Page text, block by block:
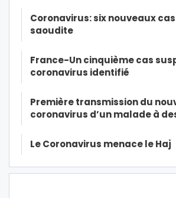
Coronavirus: six nouveaux
saoudite
France-Un cinquième cas
coronavirus identifié
Première transmission du
coronavirus d’un malade à
Le Coronavirus menace le Haj